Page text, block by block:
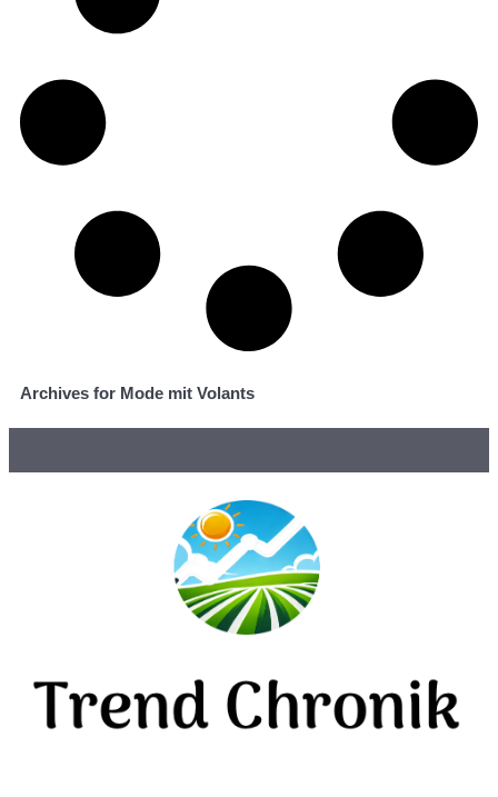
Archives for Mode mit Volants